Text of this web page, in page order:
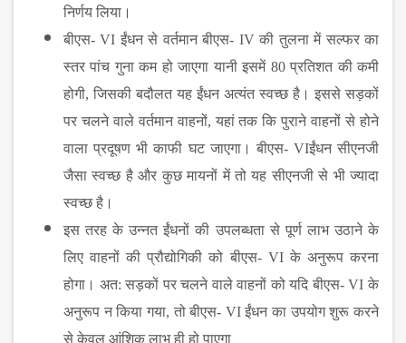
निर्णय लिया।
बीएस-VI ईंधन से वर्तमान बीएस- IVकी तुलना में सल्‍फर का
स्‍तर पांच गुना कम हो जाएगा यानी इसमें 80प्रतिशत की कमी
होगी, जिसकी बदौलत यह ईंधन अत्‍यंत स्‍वच्‍छ है। इससे सड़कों
पर चलने वाले वर्तमान वाहनों, यहां तक कि पुराने वाहनों से होने
वाला प्रदूषण भी काफी घट जाएगा। बीएस- VIईंधन सीएनजी
जैसा स्‍वच्‍छ है और कुछ मायनों में तो यह सीएनजी से भी ज्‍यादा
स्‍वच्‍छ है।
इस तरह के उन्‍नत ईंधनों की उपलब्‍धता से पूर्ण लाभ उठाने के
लिए वाहनों की प्रौद्योगिकी को बीएस- VI के अनुरूप करना
होगा। अत: सड़कों पर चलने वाले वाहनों को यदि बीएस-VIके
अनुरूप न किया गया, तो बीएस- VIईंधन का उपयोग शुरू करने
से केवल आंशिक लाभ ही हो पाएगा